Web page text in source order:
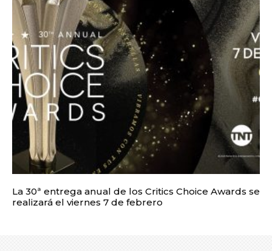
La 30ª entrega anual de los Critics Choice Awards se
realizará el viernes 7 de febrero